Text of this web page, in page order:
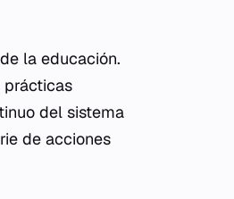
la educación.
prácticas
del sistema
de acciones